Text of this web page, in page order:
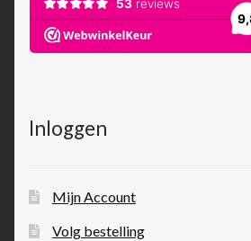
Inloggen
Mijn Account
Volg bestelling